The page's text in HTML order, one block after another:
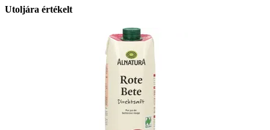
Utoljára értékelt